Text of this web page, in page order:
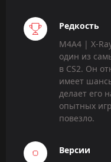
Редкость
M4A4 | X-
один из
в CS2. Он
имеет
делает его
опытных
повезло.
Версии